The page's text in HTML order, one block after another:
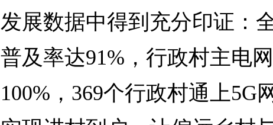
发展数据中得到充分印证：
普及率达91%，行政村主电
100%，369个行政村通上5G